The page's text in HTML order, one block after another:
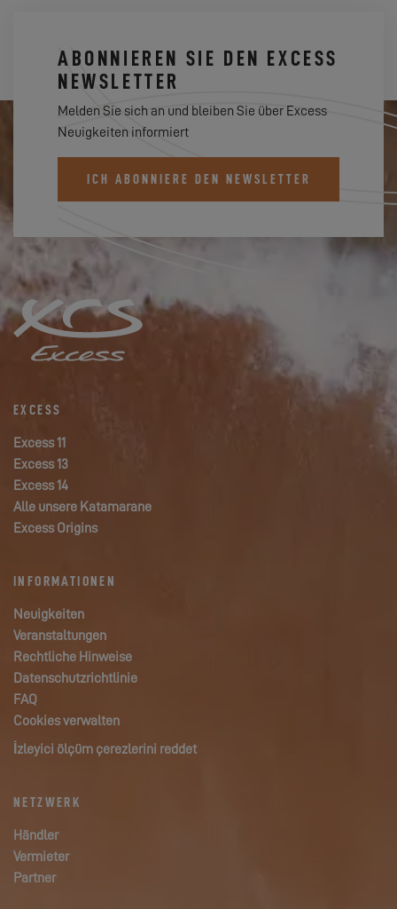
ABONNIEREN SIE DEN EXCESS
NEWSLETTER
Melden Sie sich an und bleiben Sie über Excess
Neuigkeiten informiert
ICH ABONNIERE DEN NEWSLETTER
EXCESS
Excess 11
Excess 13
Excess 14
Alle unsere Katamarane
Excess Origins
INFORMATIONEN
Neuigkeiten
Veranstaltungen
Rechtliche Hinweise
Datenschutzrichtlinie
FAQ
Cookies verwalten
İzleyici ölçüm çerezlerini reddet
NETZWERK
Händler
Vermieter
Partner